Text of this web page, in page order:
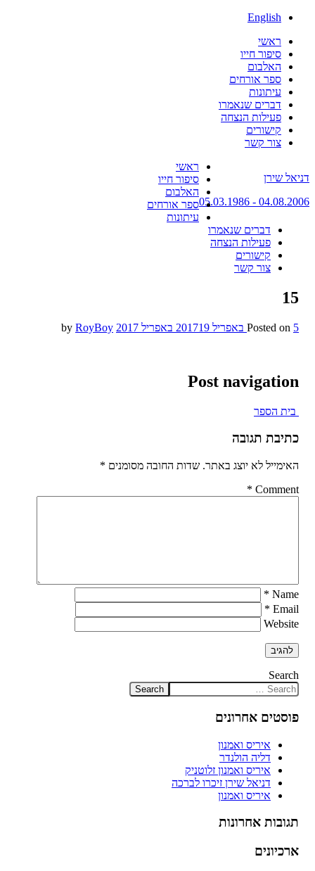
English
ראשי
סיפור חייו
האלבום
ספר אורחים
עיתונות
דברים שנאמרו
פעילות הנצחה
קישורים
צור קשר
דניאל שירן
04.08.2006 - 05.03.1986
Skip
to
content
ראשי
סיפור חייו
האלבום
ספר אורחים
עיתונות
דברים שנאמרו
פעילות הנצחה
קישורים
צור קשר
15
Posted on 5 באפריל 2017 19 באפריל 2017 RoyBoy
Post navigation
בית הספר
כתיבת תגובה
האימייל לא יוצג באתר. שדות החובה מסומנים *
Comment
*
Name
*
Email
*
Website
Search
פוסטים אחרונים
איריס ואמנון
דליה הולנדר
איריס ואמנון זלוטניק
דניאל שירן זיכרו לברכה
איריס ואמנון
תגובות אחרונות
ארכיונים